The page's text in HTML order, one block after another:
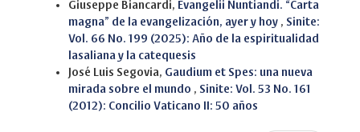
Giuseppe Biancardi, Evangelii Nuntiandi. “Carta
magna” de la evangelización, ayer y hoy , Sinite:
Vol. 66 No. 199 (2025): Año de la espiritualidad
lasaliana y la catequesis
José Luis Segovia, Gaudium et Spes: una nueva
mirada sobre el mundo , Sinite: Vol. 53 No. 161
(2012): Concilio Vaticano II: 50 años